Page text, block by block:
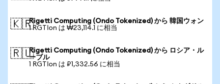
🇰🇷Rigetti Computing (Ondo Tokenized) から 韓国ウォン
1 RGTIon は ₩23,114.1 に相当
🇷🇺Rigetti Computing (Ondo Tokenized) から ロシア・ル
ーブル
1 RGTIon は ₽1,332.56 に相当